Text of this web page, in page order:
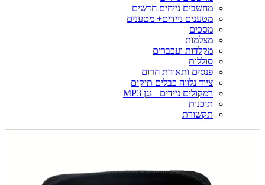
מחשבים נייחים חדשים
מטענים ניידים+ מטענים
מסכים
מצלמות
מקלדות ועכברים
סוללות
פנסים ותאורת חרום
ציוד נלווה כבלים תיקים
רמקולים ניידים+ נגן MP3
תוכנות
תקשורת